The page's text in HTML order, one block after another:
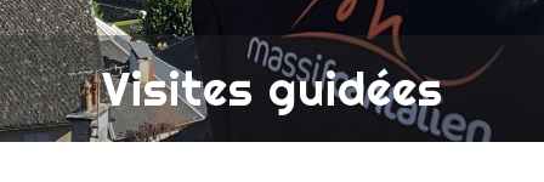
Visites guidées